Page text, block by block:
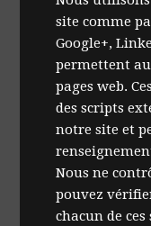
site comme
Google+,
permettent
pages web.
des scripts
notre site et
Nous ne
pouvez
chacun de